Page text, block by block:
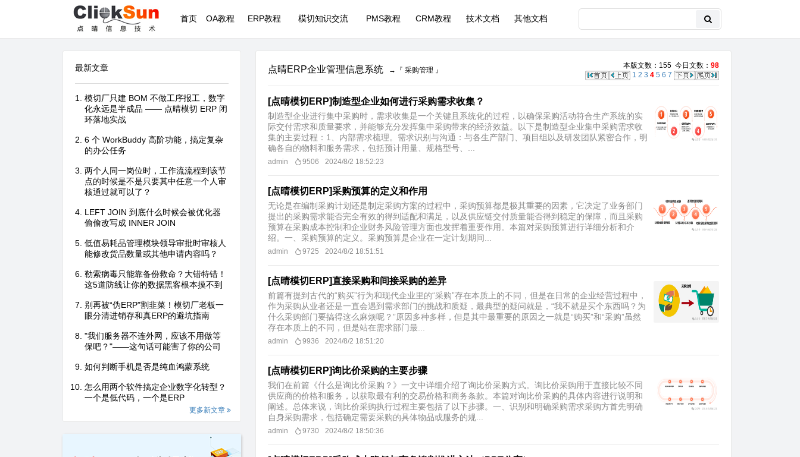
首页 OA教程 ERP教程 模切知识交流 PMS教程 CRM教程 技术文档 其他文档
最新文章
模切厂只建 BOM 不做工序报工，数字
化永远是半成品 —— 点晴模切 ERP 闭
环落地实战
6 个 WorkBuddy 高阶功能，搞定复杂
的办公任务
两个人同一岗位时，工作流流程到该节
点的时候是不是只要其中任意一个人审
核通过就可以了？
LEFT JOIN 到底什么时候会被优化器
偷偷改写成 INNER JOIN
低值易耗品管理模块领导审批时审核人
能修改货品数量或其他申请内容吗？
勒索病毒只能靠备份救命？大错特错！
这5道防线让你的数据黑客根本摸不到
别再被“伪ERP”割韭菜！模切厂老板一
眼分清进销存和真ERP的避坑指南
"我们服务器不连外网，应该不用做等
保吧？"——这句话可能害了你的公司
如何判断手机是否是纯血鸿蒙系统
怎么用两个软件搞定企业数字化转型？
一个是低代码，一个是ERP
更多新文章
点晴ERP企业管理信息系统 →『 采购管理 』
本版文数：155 今日文数： 98
1 2 3 4 5 6 7
[点晴模切ERP]制造型企业如何进行采购需求收集？
制造型企业进行集中采购时，需求收集是一个关键且系统化的过程，以确保采购活动符合生产系统的实
际交付需求和质量要求，并能够充分发挥集中采购带来的经济效益。以下是制造型企业集中采购需求收
集的主要过程：1、内部需求梳理。需求识别与沟通：与各生产部门、项目组以及研发团队紧密合作，明
确各自的物料和服务需求，包括预计用量、规格型号、...
admin 9506 2024/8/2 18:52:23
[点晴模切ERP]采购预算的定义和作用
无论是在编制采购计划还是制定采购方案的过程中，采购预算都是极其重要的因素，它决定了业务部门
提出的采购需求能否完全有效的得到适配和满足，以及供应链交付质量能否得到稳定的保障，而且采购
预算在采购成本控制和企业财务风险管理方面也发挥着重要作用。本篇对采购预算进行详细分析和介
绍。一、采购预算的定义。采购预算是企业在一定计划期间...
admin 9725 2024/8/2 18:51:51
[点晴模切ERP]直接采购和间接采购的差异
前篇有提到古代的“购买”行为和现代企业里的“采购”存在本质上的不同，但是在日常的企业经营过程中，
作为采购从业者还是一直会遇到需求部门的挑战和质疑，最典型的疑问就是，“我不就是买个东西吗？为
什么采购部门要搞得这么麻烦呢？”原因多种多样，但是其中最重要的原因之一就是“购买”和“采购”虽然
存在本质上的不同，但是站在需求部门最...
admin 9936 2024/8/2 18:51:20
[点晴模切ERP]询比价采购的主要步骤
我们在前篇《什么是询比价采购？》一文中详细介绍了询比价采购方式。询比价采购用于直接比较不同
供应商的价格和服务，以获取最有利的交易价格和商务条款。本篇对询比价采购的具体内容进行说明和
阐述。总体来说，询比价采购执行过程主要包括了以下步骤。一、识别和明确采购需求采购方首先明确
自身采购需求，包括确定需要采购的具体物品或服务的规...
admin 9730 2024/8/2 18:50:36